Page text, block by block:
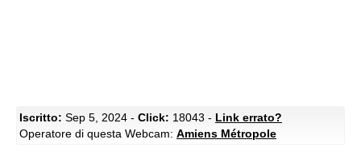
Iscritto: Sep 5, 2024 - Click: 18043 - Link errato?
Operatore di questa Webcam: Amiens Métropole